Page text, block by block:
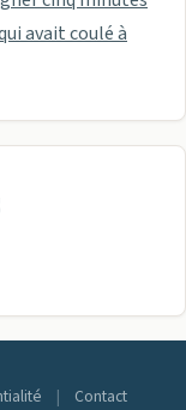
avait coulé à
|
Contact